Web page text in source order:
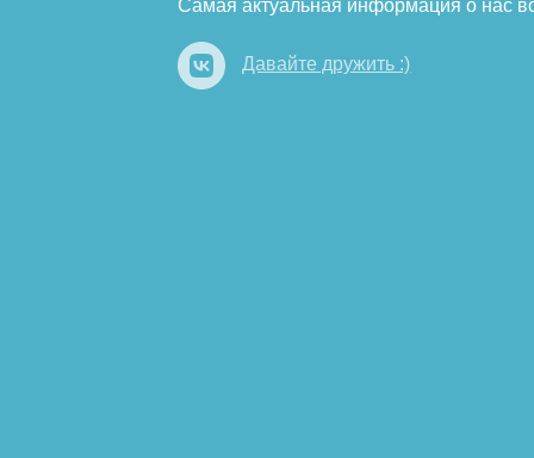
Самая актуальная информация о нас
Давайте дружить :)